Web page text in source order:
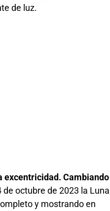
de luz.
excentricidad. Cambiando
de octubre de 2023 la Luna
y mostrando en